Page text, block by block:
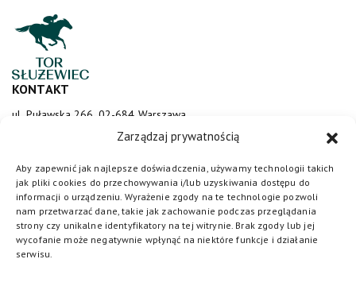
Zarządzaj prywatnością
Aby zapewnić jak najlepsze doświadczenia, używamy technologii takich
jak pliki cookies do przechowywania i/lub uzyskiwania dostępu do
informacji o urządzeniu. Wyrażenie zgody na te technologie pozwoli
nam przetwarzać dane, takie jak zachowanie podczas przeglądania
strony czy unikalne identyfikatory na tej witrynie. Brak zgody lub jej
wycofanie może negatywnie wpłynąć na niektóre funkcje i działanie
serwisu.
KONTAKT
ul. Puławska 266, 02-684 Warszawa
sluzewiec@totalizator.pl
KONTAKT DLA MEDIÓW
media@torsluzewiec.pl
DOŁĄCZ DO NAS